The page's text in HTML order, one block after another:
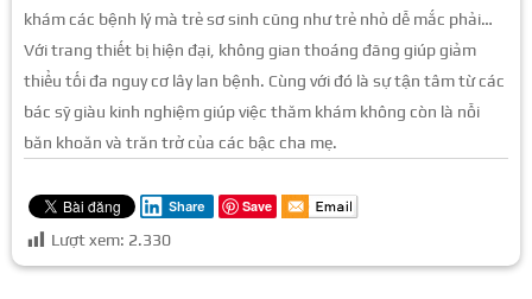
khám các bệnh lý mà trẻ sơ sinh cũng như trẻ nhỏ dễ mắc phải…
Với trang thiết bị hiện đại, không gian thoáng đãng giúp giảm
thiểu tối đa nguy cơ lây lan bệnh. Cùng với đó là sự tận tâm từ các
bác sỹ giàu kinh nghiệm giúp việc thăm khám không còn là nỗi
băn khoăn và trăn trở của các bậc cha mẹ.
Share Save
Lượt xem: 2.330